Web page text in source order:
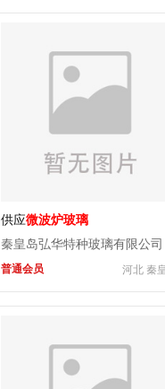
供应微波炉玻璃
秦皇岛弘华特种玻璃有限公司
河北 秦
普通会员